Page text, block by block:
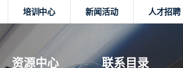
资源中心 联系目录
培训中心 新闻活动 人才招聘